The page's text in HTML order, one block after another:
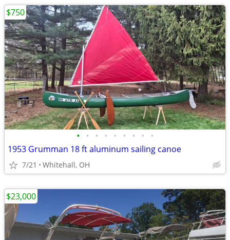
• • • • • • • • •
1953 Grumman 18 ft aluminum sailing canoe
7/21 Whitehall, OH
$750
$23,000